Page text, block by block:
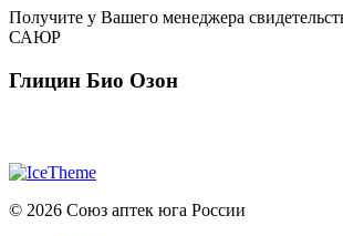
Получите у Вашего менеджера
САЮР
Глицин Био Озон
© 2026 Союз аптек юга России